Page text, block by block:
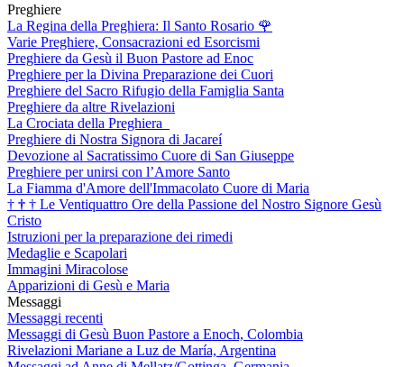
Preghiere
La Regina della Preghiera: Il Santo Rosario 🌹
Varie Preghiere, Consacrazioni ed Esorcismi
Preghiere da Gesù il Buon Pastore ad Enoc
Preghiere per la Divina Preparazione dei Cuori
Preghiere del Sacro Rifugio della Famiglia Santa
Preghiere da altre Rivelazioni
La Crociata della Preghiera
Preghiere di Nostra Signora di Jacareí
Devozione al Sacratissimo Cuore di San Giuseppe
Preghiere per unirsi con l’Amore Santo
La Fiamma d'Amore dell'Immacolato Cuore di Maria
† † † Le Ventiquattro Ore della Passione del Nostro Signore Gesù
Cristo
Istruzioni per la preparazione dei rimedi
Medaglie e Scapolari
Immagini Miracolose
Apparizioni di Gesù e Maria
Messaggi
Messaggi recenti
Messaggi di Gesù Buon Pastore a Enoch, Colombia
Rivelazioni Mariane a Luz de María, Argentina